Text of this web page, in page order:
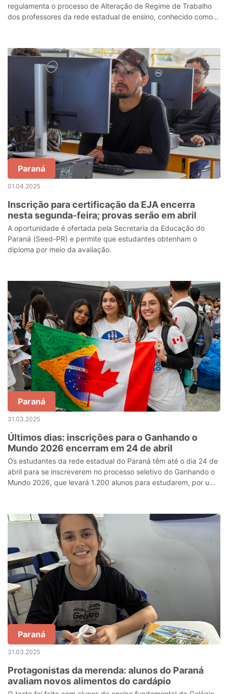
regulamenta o processo de Alteração de Regime de Trabalho
dos professores da rede estadual de ensino, conhecido como
Paraná
01.04.2025
Inscrição para certificação da EJA encerra
nesta segunda-feira; provas serão em abril
A oportunidade é ofertada pela Secretaria da Educação do
Paraná (Seed-PR) e permite que estudantes obtenham o
diploma por meio da avaliação.
Paraná
31.03.2025
Últimos dias: inscrições para o Ganhando o
Mundo 2026 encerram em 24 de abril
Os estudantes da rede estadual do Paraná têm até o dia 24 de
abril para se inscreverem no processo seletivo do Ganhando o
Mundo 2026, que levará 1.200 alunos para estudarem, por um
Paraná
31.03.2025
Protagonistas da merenda: alunos do Paraná
avaliam novos alimentos do cardápio